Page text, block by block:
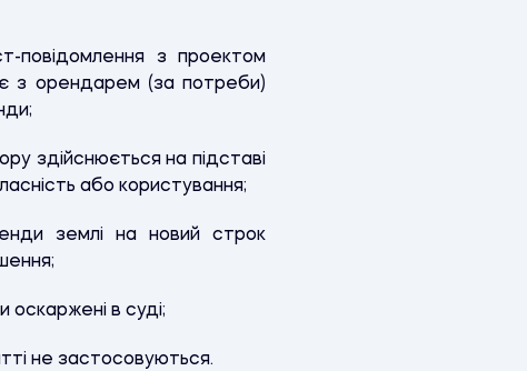
повідомлення з проектом
з орендарем (за потреби)
здійснюється на підставі
або користування;
землі на новий строк
оскаржені в суді;
не застосовуються.